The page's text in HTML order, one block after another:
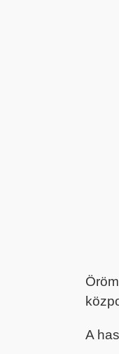
A